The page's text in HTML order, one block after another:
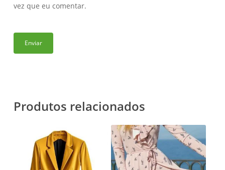
vez que eu comentar.
Produtos relacionados